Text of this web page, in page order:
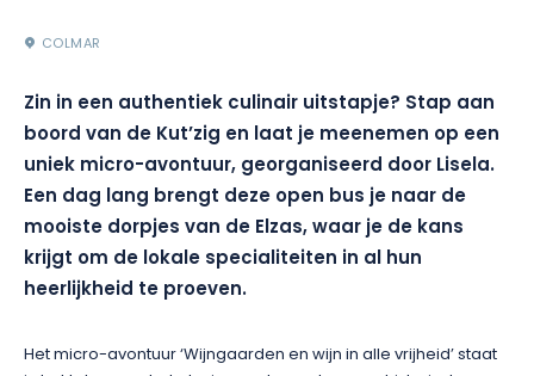
COLMAR
Zin in een authentiek culinair uitstapje? Stap aan
boord van de Kut’zig en laat je meenemen op een
uniek micro-avontuur, georganiseerd door Lisela.
Een dag lang brengt deze open bus je naar de
mooiste dorpjes van de Elzas, waar je de kans
krijgt om de lokale specialiteiten in al hun
heerlijkheid te proeven.
Het micro-avontuur ‘Wijngaarden en wijn in alle vrijheid’ staat